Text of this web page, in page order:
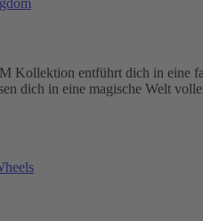
entführt dich in eine
dich in eine magische Welt